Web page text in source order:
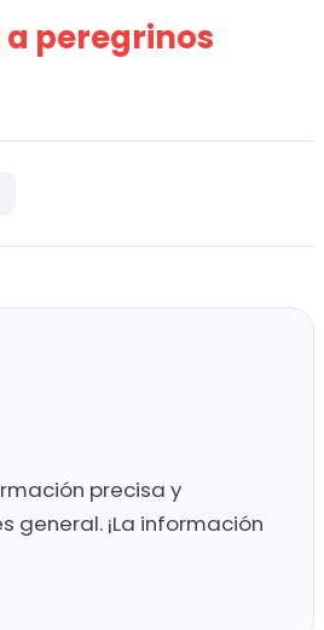
peregrinos
precisa y
general. ¡La información